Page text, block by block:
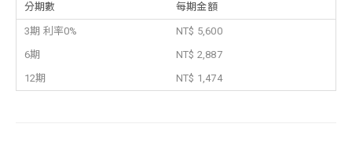
分期數 每期金額
3期 利率0%
NT$ 5,600
6期
NT$ 2,887
12期
NT$ 1,474